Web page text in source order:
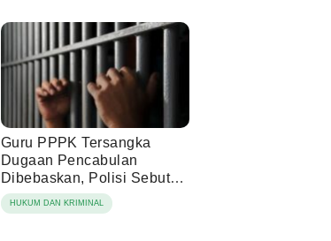
Guru PPPK Tersangka
Dugaan Pencabulan
Dibebaskan, Polisi Sebut
Laporan Dicabut Keluarga
Korban
HUKUM DAN KRIMINAL